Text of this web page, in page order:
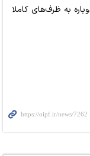
به ظرف‌های کاملا